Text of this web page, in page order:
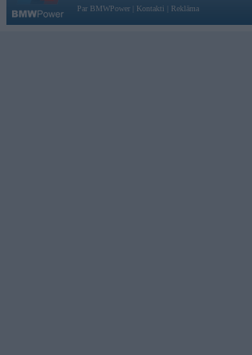
Par BMWPower
Kontakti Reklāma